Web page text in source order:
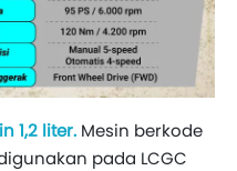
1,2 liter. Mesin berkode
pada LCGC